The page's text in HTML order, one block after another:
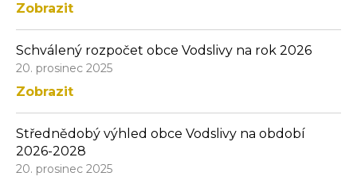
Zobrazit
Schválený rozpočet obce Vodslivy na rok 2026
20. prosinec 2025
Zobrazit
Střednědobý výhled obce Vodslivy na období
2026-2028
20. prosinec 2025